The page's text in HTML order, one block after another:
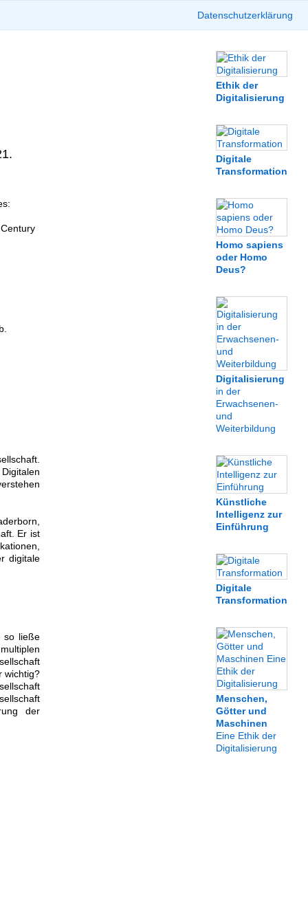
Datenschutzerklärung
Er ist
digitale
so ließe
wichtig?
der
Ethik der
Digitalisierung
Digitale
Transformation
Homo sapiens
oder Homo
Deus?
Digitalisierung
in der
Erwachsenen-
und
Weiterbildung
Künstliche
Intelligenz zur
Einführung
Digitale
Transformation
Menschen,
Götter und
Maschinen
Eine Ethik der
Digitalisierung